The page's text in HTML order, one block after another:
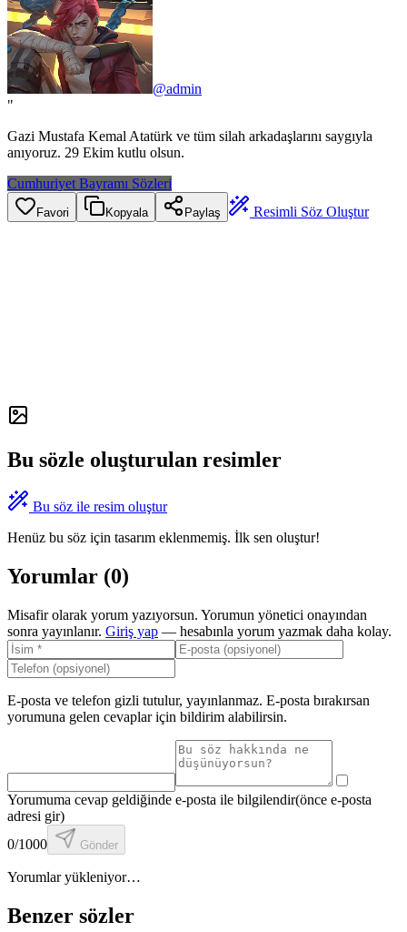
@admin
"
Gazi Mustafa Kemal Atatürk ve tüm silah arkadaşlarını saygıyla
anıyoruz. 29 Ekim kutlu olsun.
Cumhuriyet Bayramı Sözleri
Favori Kopyala Paylaş Resimli Söz Oluştur
Bu sözle oluşturulan resimler
Bu söz ile resim oluştur
Henüz bu söz için tasarım eklenmemiş. İlk sen oluştur!
Yorumlar (0)
Misafir olarak yorum yazıyorsun. Yorumun yönetici onayından
sonra yayınlanır. Giriş yap — hesabınla yorum yazmak daha kolay.
E-posta ve telefon gizli tutulur, yayınlanmaz. E-posta bırakırsan
yorumuna gelen cevaplar için bildirim alabilirsin.
Yorumuma cevap geldiğinde e-posta ile bilgilendir(önce e-posta
adresi gir)
0/1000 Gönder
Yorumlar yükleniyor…
Benzer sözler